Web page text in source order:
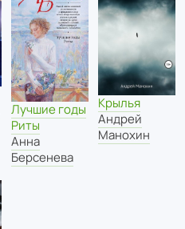
Лучшие годы
Риты
Анна
Берсенева
Крылья
Андрей
Манохин